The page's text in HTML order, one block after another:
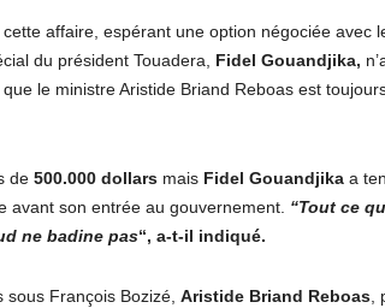
affaire, espérant une option négociée avec
du président Touadera, Fidel Gouandjika,
le ministre Aristide Briand Reboas est
de 500.000 dollars mais Fidel Gouandjika a
avant son entrée au gouvernement. “Tout ce
ne badine pas“, a-t-il indiqué.
François Bozizé, Aristide Briand Reboas